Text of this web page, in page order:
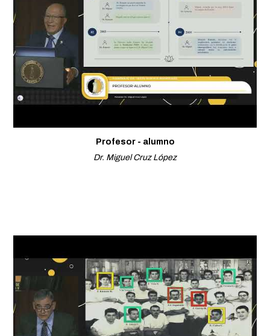
Profesor - alumno
Dr. Miguel Cruz López